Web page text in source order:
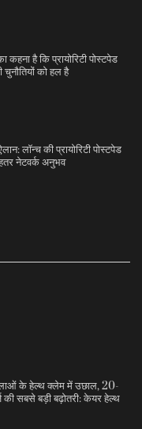
है कि प्रायोरिटी पोस्टपेड
चुनौतियों को हल है
लॉन्च की प्रायोरिटी पोस्टपेड
नेटवर्क अनुभव
के हेल्थ क्लेम में उछाल, 20-
की सबसे बड़ी बढ़ोतरी: केयर हेल्थ